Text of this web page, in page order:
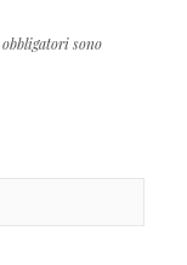
sono